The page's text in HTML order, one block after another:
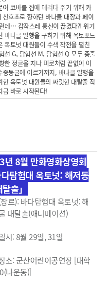
어 코바를 집에 데려다 주기 위해 카
산호초로 향하던 바나클 대장과 페이
데… 갑작스레 통신이 끊겼다?! 위기
바나클 일행을 구하기 위해 옥토포드
옥토넛 대원들이 수색 작전을 펼친
선 G, 탐험선 M, 탐험선 Q 모두 총출
한 정글을 지나 미로처럼 끝없이 이
중동굴에 이르기까지, 바나클 일행을
한 옥토넛 대원들의 짜릿한 대탈출 작
금 바로 시작된다!
년 8월 만화영화상영회
다탐험대 옥토넛: 해저동
출」
르): 바다탐험대 옥토넛: 해
대탈출(애니메이션)
시: 8월 29일, 31일
소: 군산어린이공연장 [대학
나운동)]